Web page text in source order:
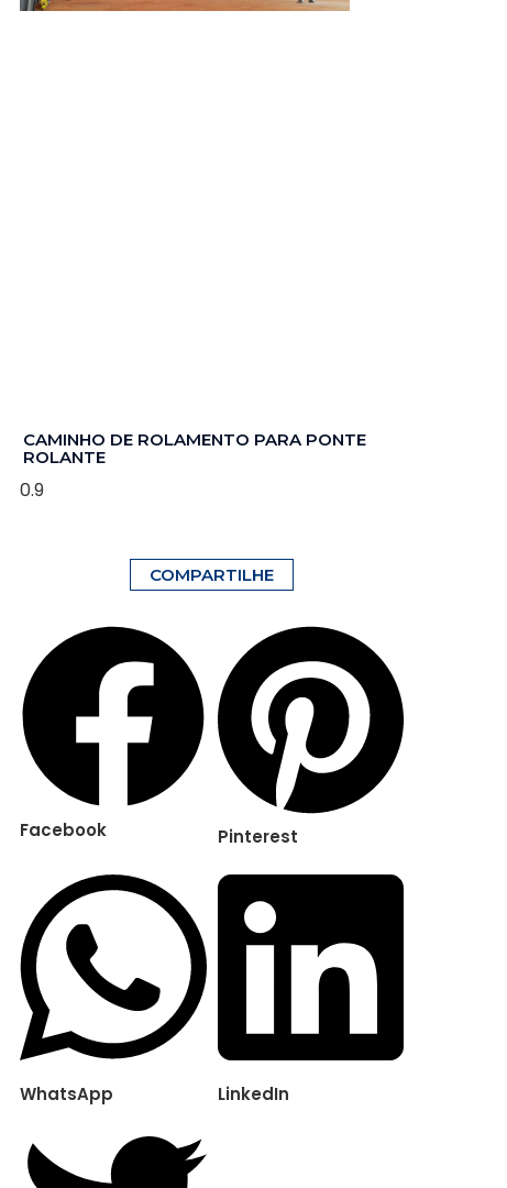
CAMINHO DE ROLAMENTO PARA PONTE
ROLANTE
COMPARTILHE
Facebook Pinterest
WhatsApp LinkedIn